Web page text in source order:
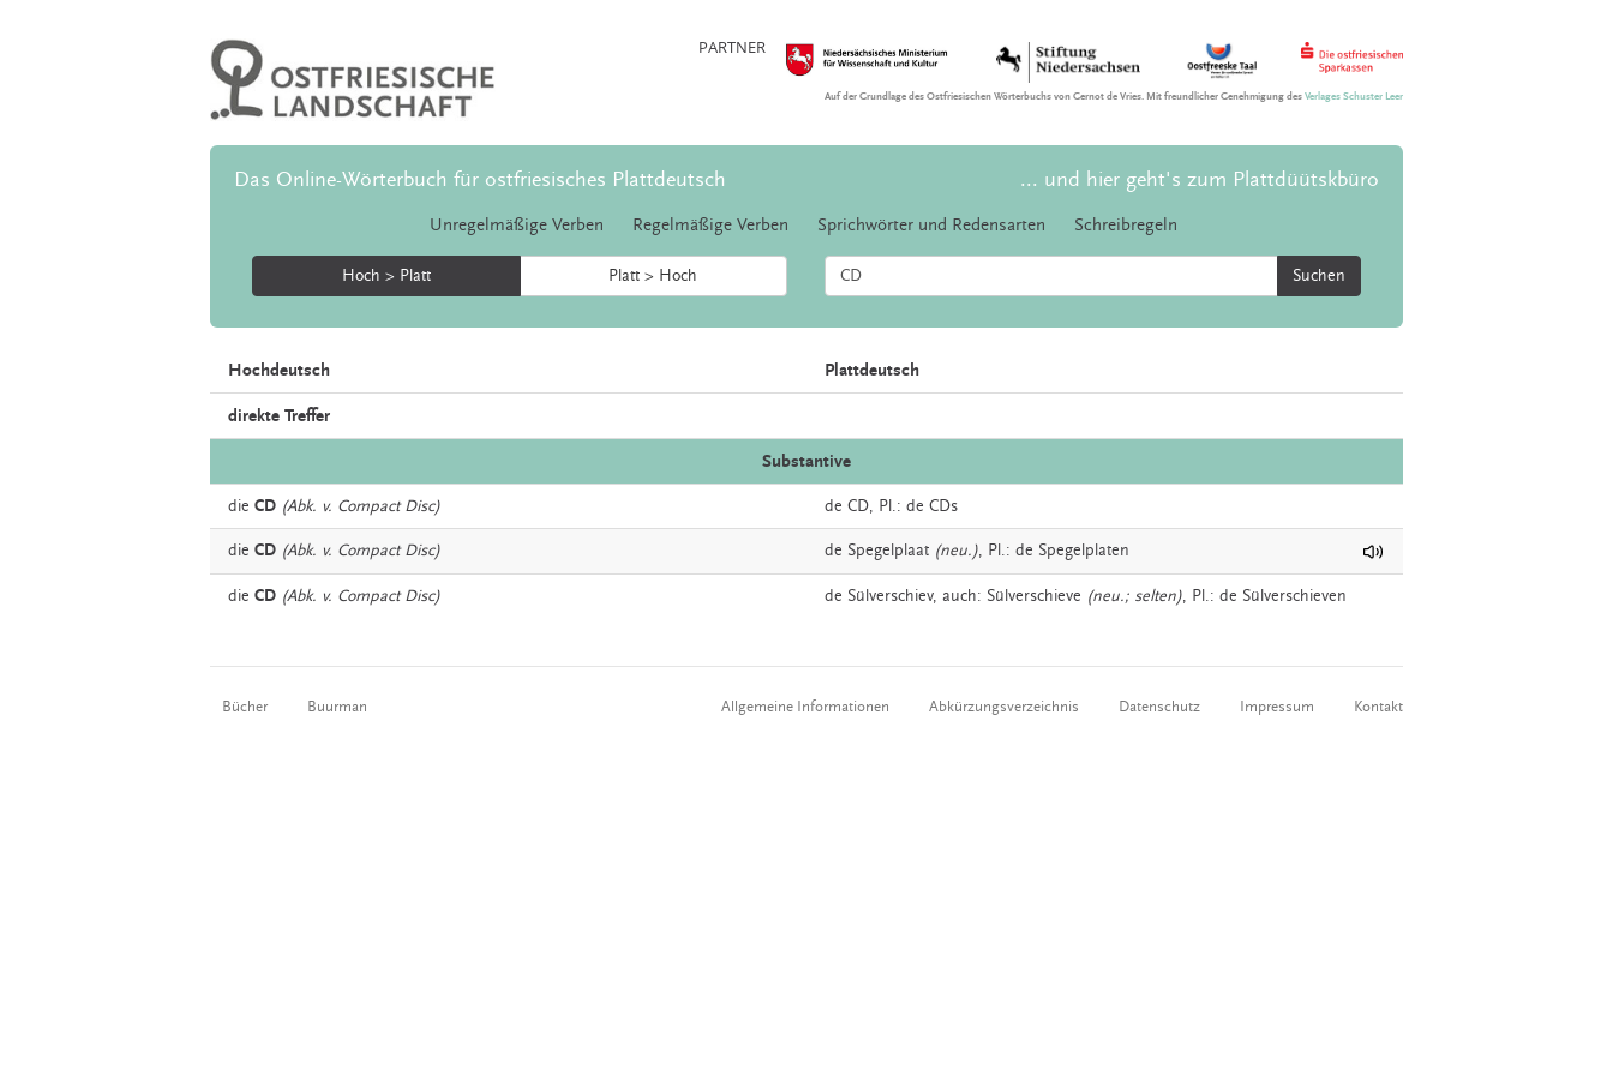
PARTNER
Auf der Grundlage des Ostfriesischen Wörterbuchs von Gernot de Vries. Mit freundlicher Genehmigung desVerlages Schuster Leer
Das Online-Wörterbuch für ostfriesisches Plattdeutsch ... und hier geht's zum Plattdüütskbüro
Unregelmäßige Verben Regelmäßige Verben Sprichwörter und Redensarten Schreibregeln
Hoch > Platt Platt > Hoch Suchen
Hochdeutsch Plattdeutsch
direkte Treffer
Substantive
die CD (Abk. v. Compact Disc) de CD, Pl.: de CDs
die CD (Abk. v. Compact Disc) de Spegelplaat (neu.), Pl.: de Spegelplaten
die CD (Abk. v. Compact Disc) de Sülverschiev, auch: Sülverschieve (neu.; selten), Pl.: de Sülverschieven
Bücher Buurman Allgemeine Informationen Abkürzungsverzeichnis Datenschutz Impressum Kontakt